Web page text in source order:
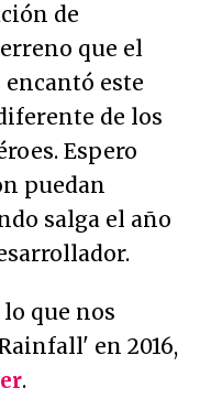
de
que el
este
de los
Espero
puedan
salga el año
que nos
en 2016,
.